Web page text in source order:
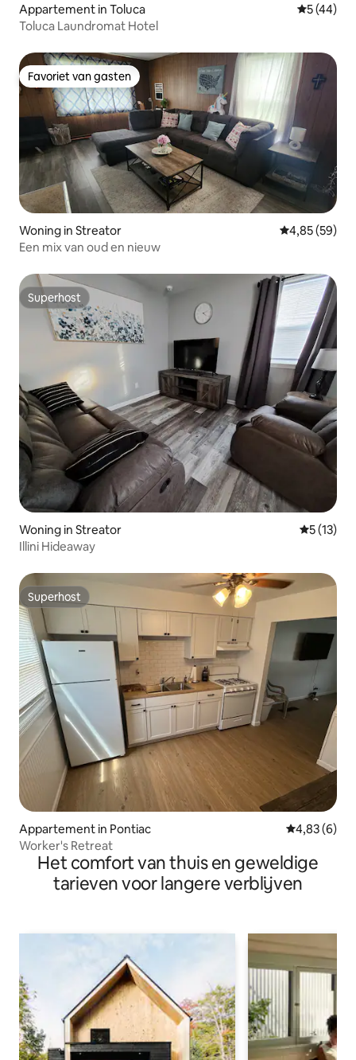
Appartement in Toluca
5 (44)
Toluca Laundromat Hotel
Favoriet van gasten
Favoriet van gasten
Woning in Streator Gemiddelde
4,85 (59)
Een mix van oud en nieuw
Superhost
Superhost
Woning in Streator
5 (13)
Illini Hideaway
Superhost
Superhost
Appartement in Pontiac Gemiddelde
4,83 (6)
Worker's Retreat
Het comfort van thuis en geweldige
tarieven voor langere verblijven